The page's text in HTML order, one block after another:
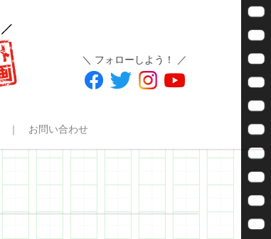
＼ フォローしよう！ ／
お問い合わせ